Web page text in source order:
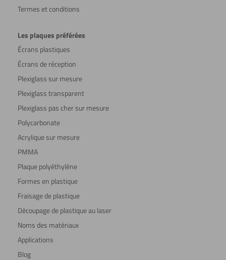
Termes et conditions
Les plaques préférées
Écrans plastiques
Écrans de réception
Plexiglass sur mesure
Plexiglass transparent
Plexiglass pas cher sur mesure
Polycarbonate
Acrylique sur mesure
PMMA
Plaque polyéthylène
Formes en plastique
Fraisage de plastique
Découpage de plastique au laser
Noms des matériaux
Applications
Blog